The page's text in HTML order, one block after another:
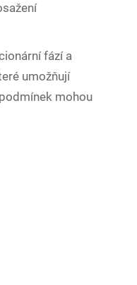
fází a
umožňují
mohou